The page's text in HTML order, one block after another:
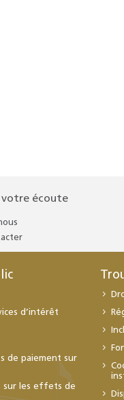
votre écoute
d’intérêt
de paiement sur
sur les effets de